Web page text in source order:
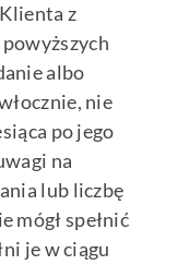
z
albo
nie
po jego
na
lub liczbę
mógł spełnić
je w ciągu